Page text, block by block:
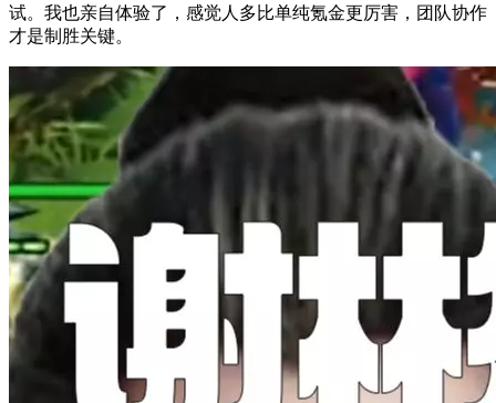
试。我也亲自体验了，感觉人多比单纯氪金更厉害，团队协作
才是制胜关键。